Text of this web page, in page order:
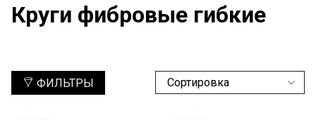
Круги фибровые гибкие
ФИЛЬТРЫ